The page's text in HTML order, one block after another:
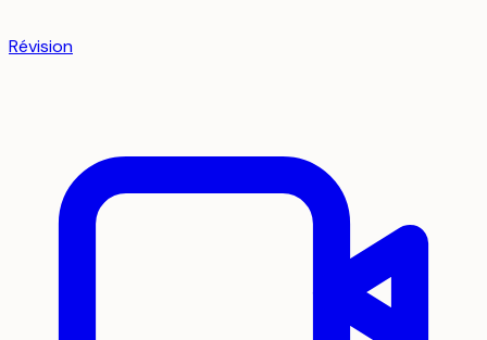
Révision